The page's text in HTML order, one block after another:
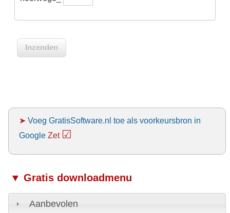
➤ Voeg GratisSoftware.nl toe als voorkeursbron in
Google Zet ☑
▼ Gratis downloadmenu
Aanbevolen